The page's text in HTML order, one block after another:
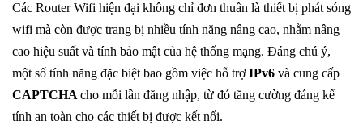
Các Router Wifi hiện đại không chỉ đơn thuần là thiết bị phát sóng
wifi mà còn được trang bị nhiều tính năng nâng cao, nhằm nâng
cao hiệu suất và tính bảo mật của hệ thống mạng. Đáng chú ý,
một số tính năng đặc biệt bao gồm việc hỗ trợIPv6 và cung cấp
CAPTCHA cho mỗi lần đăng nhập, từ đó tăng cường đáng kể
tính an toàn cho các thiết bị được kết nối.